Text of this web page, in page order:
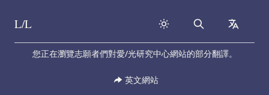
Skip to content
L/L Search
您正在瀏覽志願者們對愛/光研究中心網站的部分翻譯。
英文網站